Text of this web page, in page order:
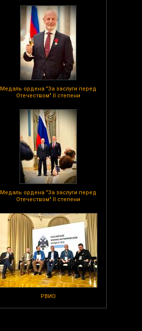
Медаль ордена "За заслуги перед
Отечеством" II степени
Медаль ордена "За заслуги перед
Отечеством" II степени
РВИО